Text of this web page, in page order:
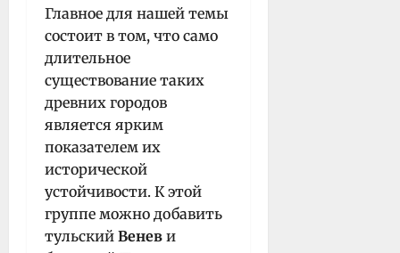
Главное для нашей темы
состоит в том, что само
длительное
существование таких
древних городов
является ярким
показателем их
исторической
устойчивости. К этой
группе можно добавить
тульский Венев и